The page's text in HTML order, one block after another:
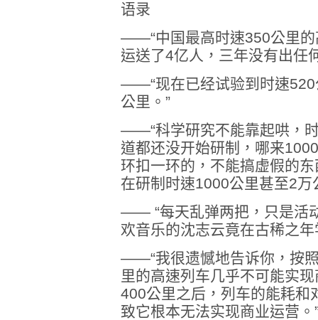
语录
——“中国最高时速350公里的
运送了4亿人，三年没有出任
——“现在已经试验到时速520
公里。”
——“科学研究不能靠起哄，
道都还没开始研制，哪来
环扣一环的，不能搞虚假的
在研制时速1000公里甚至2
—— “每天乱弹两把，只是活
欢音乐的沈志云竟在古稀之
——“我很遗憾地告诉你，按
里的高速列车几乎不可能实
400公里之后，列车的能耗和
致它根本无法实现商业运营